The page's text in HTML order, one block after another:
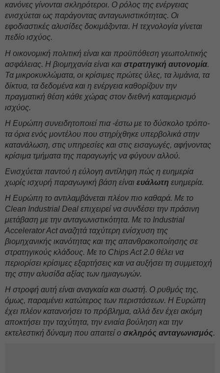
κανόνες γίνονται σκληρότεροι. Ο ρόλος της ενέργειας
ενισχύεται ως παράγοντας ανταγωνιστικότητας. Οι
εφοδιαστικές αλυσίδες δοκιμάζονται. Η τεχνολογία γίνεται
πεδίο ισχύος.
Η οικονομική πολιτική είναι και προϋπόθεση γεωπολιτικής
ασφάλειας. Η βιομηχανία είναι και στρατηγική αυτονομία.
Τα μικροκυκλώματα, οι κρίσιμες πρώτες ύλες, τα λιμάνια, τα
δίκτυα, τα δεδομένα και η ενέργεια καθορίζουν την
πραγματική θέση κάθε χώρας στον διεθνή καταμερισμό
ισχύος.
Η Ευρώπη συνειδητοποιεί πια -έστω με το δύσκολο τρόπο-
τα όρια ενός μοντέλου που στηρίχθηκε υπερβολικά στην
κατανάλωση, στις υπηρεσίες και στις εισαγωγές, αφήνοντας
κρίσιμα τμήματα της παραγωγής να φύγουν αλλού.
Ενισχύεται παντού η εύλογη αντίληψη πώς η ευημερία
χωρίς ισχυρή παραγωγική βάση είναι ευάλωτη ευημερία.
Η Ευρώπη το αντιλαμβάνεται πλέον πιο καθαρά. Με το
Clean Industrial Deal επιχειρεί να συνδέσει την πράσινη
μετάβαση με την ανταγωνιστικότητα. Με το Industrial
Accelerator Act αναζητά ταχύτερη ενίσχυση της
βιομηχανικής ικανότητας και της απανθρακοποίησης σε
στρατηγικούς κλάδους. Με το Chips Act 2.0 θέλει να
περιορίσει κρίσιμες εξαρτήσεις και να αυξήσει τη συμμετοχή
της στην αλυσίδα αξίας των ημιαγωγών.
Η στροφή αυτή είναι αναγκαία και σωστή. Ο ρυθμός της,
όμως, παραμένει κατώτερος των περιστάσεων. Η Ευρώπη
έχει πλέον κατανοήσει το πρόβλημα, αλλά δεν έχει ακόμη
αποκτήσει την ταχύτητα, την ενιαία βούληση και την
εκτελεστική δύναμη που απαιτεί ο σκληρός ανταγωνισμός.